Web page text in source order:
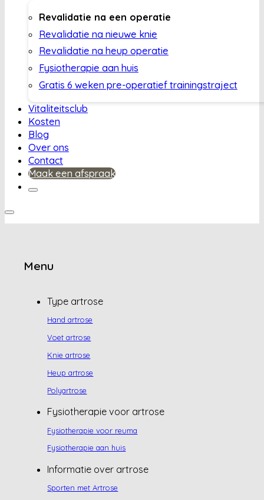
Revalidatie na een operatie
Revalidatie na nieuwe knie
Revalidatie na heup operatie
Fysiotherapie aan huis
Gratis 6 weken pre-operatief trainingstraject
Vitaliteitsclub
Kosten
Blog
Over ons
Contact
Maak een afspraak
Menu
Type artrose
Hand artrose
Voet artrose
Knie artrose
Heup artrose
Polyartrose
Fysiotherapie voor artrose
Fysiotherapie voor reuma
Fysiotherapie aan huis
Informatie over artrose
Sporten met Artrose